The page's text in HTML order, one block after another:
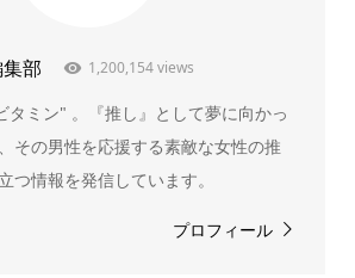
部 1,200,154 views
タミン" 。『推し』として夢に向かっ
その男性を応援する素敵な女性の推
つ情報を発信しています。
プロフィール